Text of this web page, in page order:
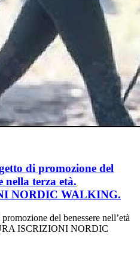
di promozione del
nella terza età.
NORDIC WALKING.
del benessere nell’età
ISCRIZIONI NORDIC